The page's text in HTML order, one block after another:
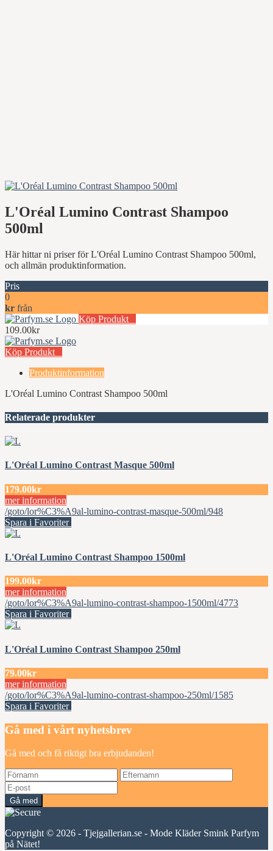
L'Oréal Lumino Contrast Shampoo
500ml
Här hittar ni priser för L'Oréal Lumino Contrast Shampoo 500ml,
och allmän produktinformation.
Pris
0
kr från
Köp Produkt
109.00kr
Köp Produkt
Produktinformation
L'Oréal Lumino Contrast Shampoo 500ml
Relaterade produkter
L'Oréal Lumino Contrast Masque 500ml
179.00kr
mer information
/goto/lor%C3%A9al-lumino-contrast-masque-500ml/948
Spara i Favoriter
L'Oréal Lumino Contrast Shampoo 1500ml
199.00kr
mer information
/goto/lor%C3%A9al-lumino-contrast-shampoo-1500ml/4773
Spara i Favoriter
L'Oréal Lumino Contrast Shampoo 250ml
79.00kr
mer information
/goto/lor%C3%A9al-lumino-contrast-shampoo-250ml/1585
Spara i Favoriter
Gå med i vårt nyhetsbrev
Gå med och få riktigt bra erbjudanden!
Gå med
Copyright © 2026 - Tjejgallerian.se - Mode Kläder Smink Parfym
på Nätet!